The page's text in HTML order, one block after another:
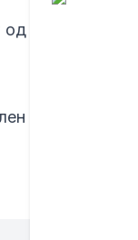
од